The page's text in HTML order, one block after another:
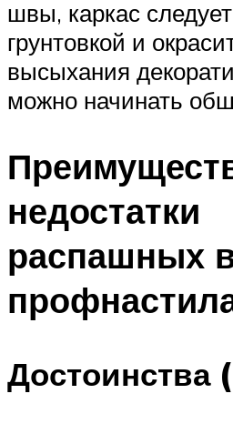
швы, каркас
грунтовкой и
высыхания
можно начинать
недостатки
распашных